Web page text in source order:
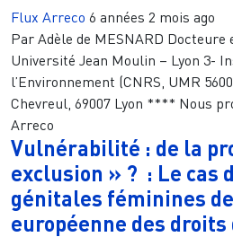
Flux Arreco 6 années 2 mois ago
Par Adèle de MESNARD
Université Jean Moulin – Lyon 3-
l’Environnement (CNRS, UMR
Chevreul, 69007 Lyon **** Nous
Arreco
Vulnérabilité : de la
exclusion » ? : Le cas
génitales féminines
européenne des droits